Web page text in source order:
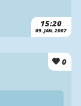
15:20
09. JAN. 2007
0